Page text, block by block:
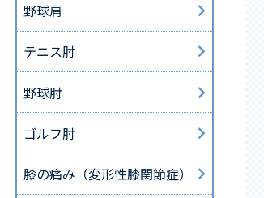
野球肩
テニス肘
野球肘
ゴルフ肘
膝の痛み（変形性膝関節症）